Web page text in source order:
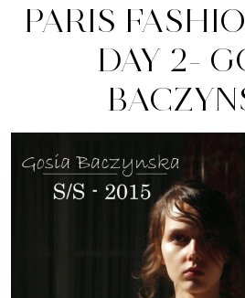
PARIS
DAY 2-